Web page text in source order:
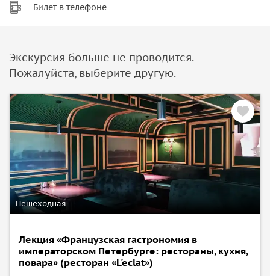
Билет в телефоне
Экскурсия больше не проводится.
Пожалуйста, выберите другую.
Пешеходная
Лекция «Французская гастрономия в
императорском Петербурге: рестораны, кухня,
повара» (ресторан «L'eclat»)